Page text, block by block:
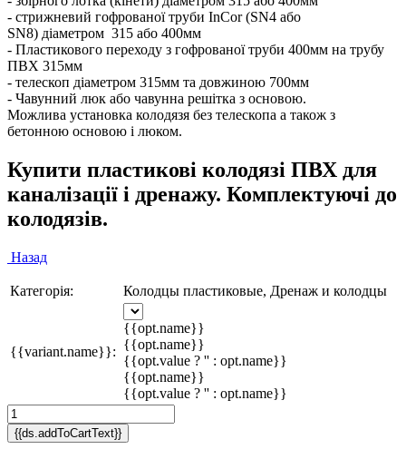
- стрижневий гофрованої труби InCor (SN4 або
SN8) діаметром 315 або 400мм
- Пластикового переходу з гофрованої труби 400мм на трубу
ПВХ 315мм
- телескоп діаметром 315мм та довжиною 700мм
- Чавунний люк або чавунна решітка з основою.
Можлива установка колодязя без телескопа а також з
бетонною основою і люком.
Купити пластикові колодязі ПВХ для
каналізації і дренажу. Комплектуючі до
колодязів.
Назад
Категорія: Колодцы пластиковые, Дренаж и колодцы
{{variant.name}}:
{{opt.name}}
{{opt.name}}
{{opt.value ? '' : opt.name}}
{{opt.name}}
{{opt.value ? '' : opt.name}}
{{ds.addToCartText}}